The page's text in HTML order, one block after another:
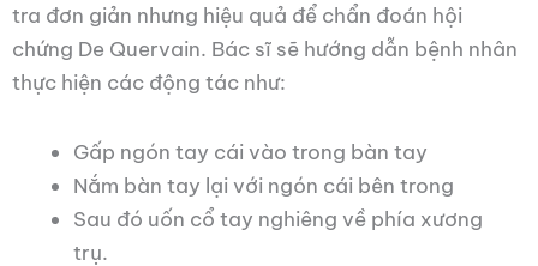
tra đơn giản nhưng hiệu quả để chẩn đoán hội
chứng De Quervain. Bác sĩ sẽ hướng dẫn bệnh nhân
thực hiện các động tác như:
Gấp ngón tay cái vào trong bàn tay
Nắm bàn tay lại với ngón cái bên trong
Sau đó uốn cổ tay nghiêng về phía xương
trụ.